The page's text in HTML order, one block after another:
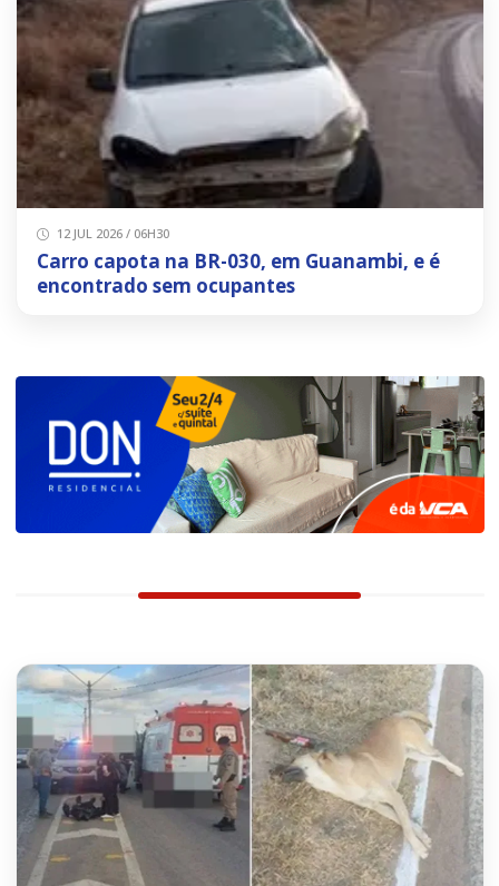
12 JUL 2026 / 06H30
Carro capota na BR-030, em Guanambi, e é
encontrado sem ocupantes